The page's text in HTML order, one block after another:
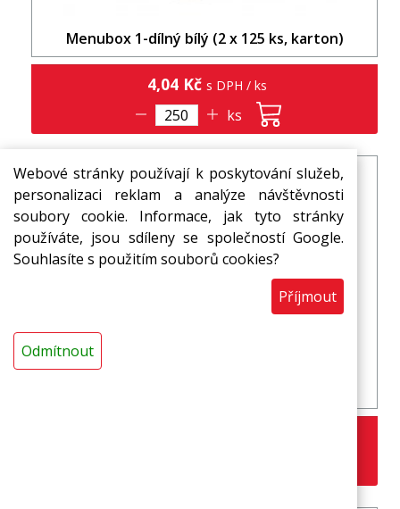
Webové stránky používají k poskytování služeb,
personalizaci reklam a analýze návštěvnosti
soubory cookie. Informace, jak tyto stránky
používáte, jsou sdíleny se společností Google.
Souhlasíte s použitím souborů cookies?
Příjmout
Odmítnout
Menubox 1-dílný bílý (2 x 125 ks, karton)
4,04 Kč s DPH / ks
ks